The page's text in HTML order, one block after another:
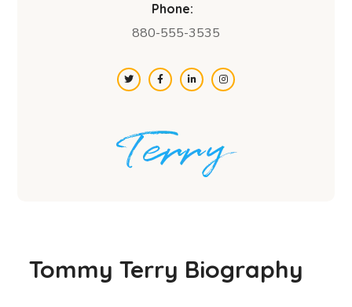
Phone:
880-555-3535
Tommy Terry Biography